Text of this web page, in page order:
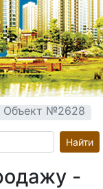
Объект №2628
Найти
-